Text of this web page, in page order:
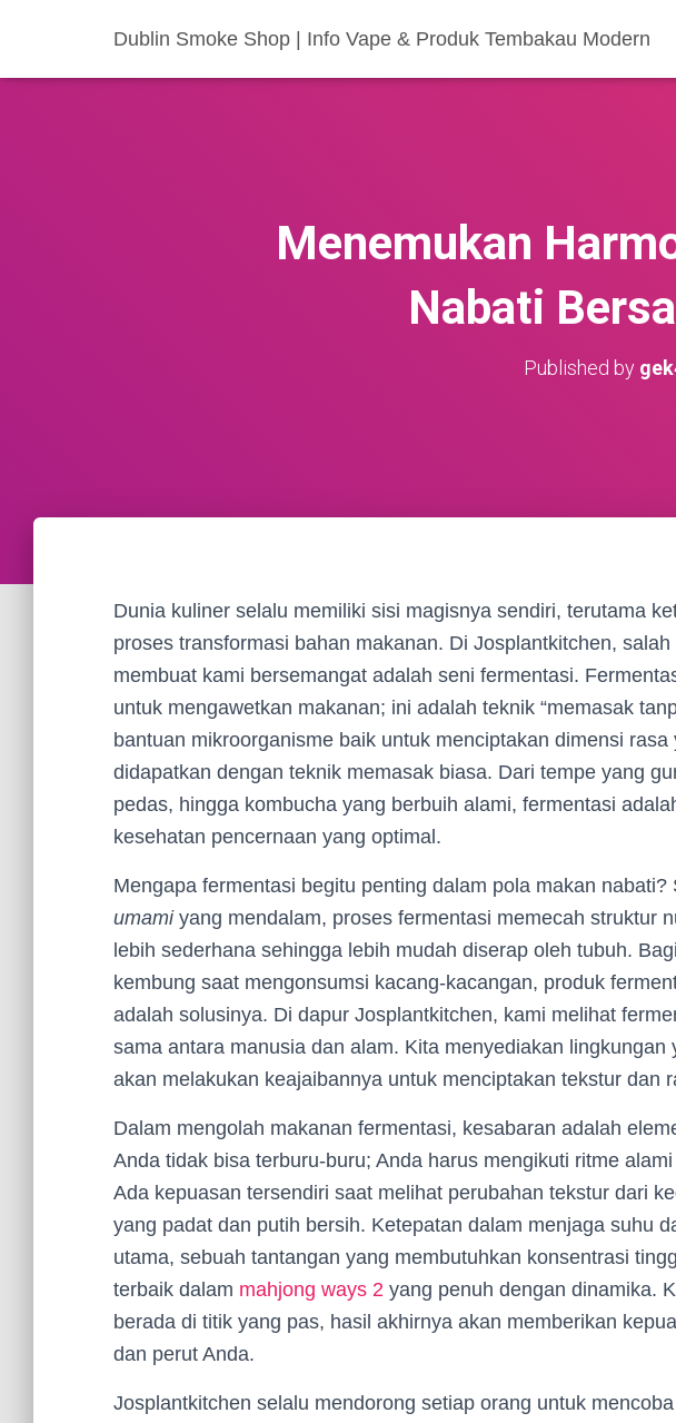
Dublin Smoke Shop | Info Vape & Produk Tembakau Modern
Menemukan
Nabati
Published by
Dunia kuliner selalu memiliki sisi magisnya sendiri, terutama
proses transformasi bahan makanan. Di Josplantkitchen,
membuat kami bersemangat adalah seni fermentasi.
untuk mengawetkan makanan; ini adalah teknik “memasak
bantuan mikroorganisme baik untuk menciptakan dimensi rasa
didapatkan dengan teknik memasak biasa. Dari tempe yang
pedas, hingga kombucha yang berbuih alami, fermentasi
kesehatan pencernaan yang optimal.
Mengapa fermentasi begitu penting dalam pola makan
umamiyang mendalam, proses fermentasi memecah struktur
lebih sederhana sehingga lebih mudah diserap oleh tubuh.
kembung saat mengonsumsi kacang-kacangan, produk
adalah solusinya. Di dapur Josplantkitchen, kami melihat
sama antara manusia dan alam. Kita menyediakan lingkungan
akan melakukan keajaibannya untuk menciptakan tekstur dan
Dalam mengolah makanan fermentasi, kesabaran adalah
Anda tidak bisa terburu-buru; Anda harus mengikuti ritme
Ada kepuasan tersendiri saat melihat perubahan tekstur dari
yang padat dan putih bersih. Ketepatan dalam menjaga suhu
utama, sebuah tantangan yang membutuhkan konsentrasi
terbaik dalam mahjong ways 2 yang penuh dengan dinamika.
berada di titik yang pas, hasil akhirnya akan memberikan
dan perut Anda.
Josplantkitchen selalu mendorong setiap orang untuk